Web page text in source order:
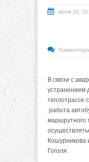
июня 28,
В связи с
устранением
теплотрассе
работа
маршрутного
Кошурникова
Гоголя.